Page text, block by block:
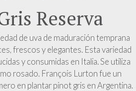
Reserva
de uva de maduración temprana
frescos y elegantes. Esta variedad
y consumidas en Italia. Se utiliza
rosado. François Lurton fue un
en plantar pinot gris en Argentina.